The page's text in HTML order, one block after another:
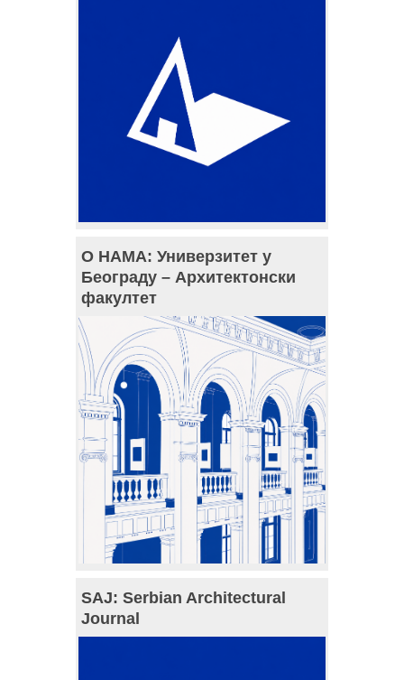
О НАМА: Универзитет у
Београду – Архитектонски
факултет
SAJ: Serbian Architectural
Journal